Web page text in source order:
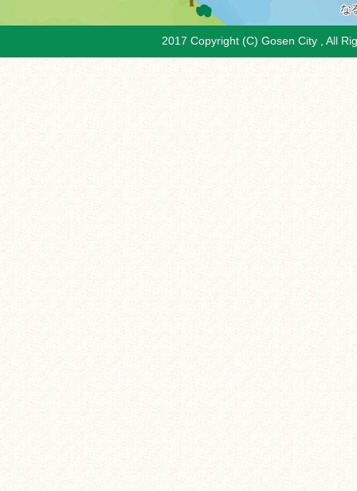
な
2017 Copyright (C) Gosen City , All